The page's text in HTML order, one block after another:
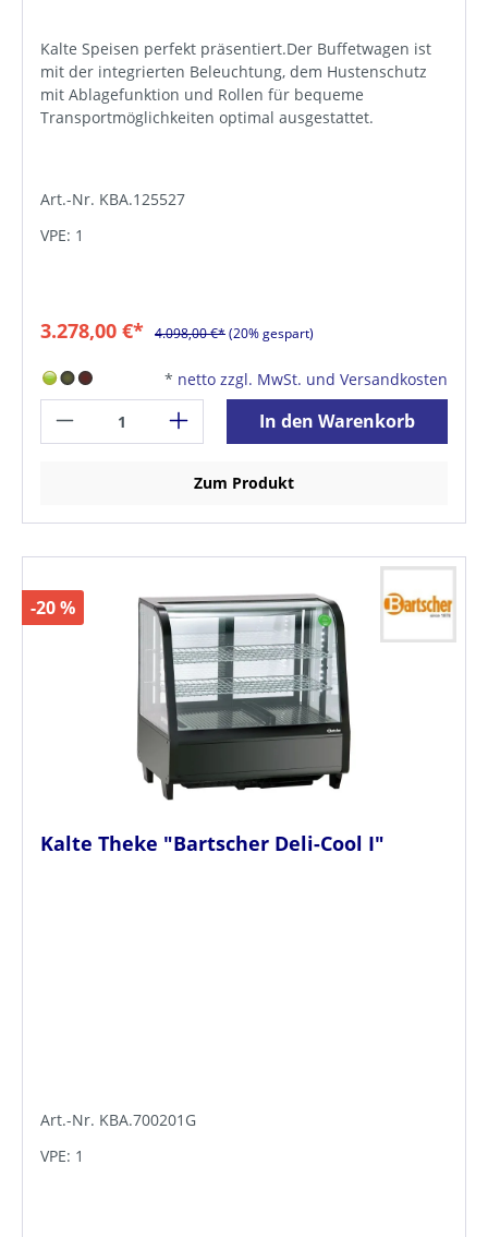
Kalte Speisen perfekt präsentiert.Der Buffetwagen ist
mit der integrierten Beleuchtung, dem Hustenschutz
mit Ablagefunktion und Rollen für bequeme
Transportmöglichkeiten optimal ausgestattet.
Art.-Nr. KBA.125527
VPE: 1
3.278,00 €* 4.098,00 €*(20% gespart)
* netto zzgl. MwSt. und Versandkosten
In den Warenkorb
Zum Produkt
-20 %
Kalte Theke "Bartscher Deli-Cool I"
Art.-Nr. KBA.700201G
VPE: 1